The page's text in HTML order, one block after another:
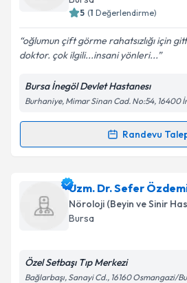
bilgilendireceğiz.
E-posta Adresiniz
Kişisel verilerimin
Metni'ni okudum ve kişisel
kapsamda işlenmesini kabul
5 (1 Değerlendirme)
oğlumun çift görme rahatsızlığı için
doktor. çok ilgili...insani yönleri...
Bursa İnegöl Devlet Hastanesı
Burhaniye, Mimar Sinan Cad. No:54, 16400
Randevu
Randevu Takvimi Talebi
Ass. Dr. Melih Tütüncüiçin
oluşturun. Size bu uzmandan
takvim hazırlandığında e-posta
Uzm. Dr. Sefer
Nöroloji (Beyin ve Sinir
Bursa
Özel Setbaşı Tıp Merkezi
Bağlarbaşı, Sanayi Cd., 16160 Osmangazi/